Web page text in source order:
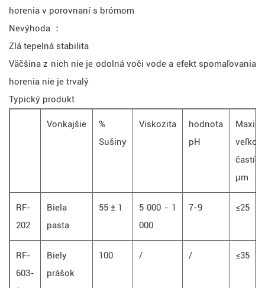
horenia v porovnaní s brómom
Nevýhoda ：
Zlá tepelná stabilita
Väčšina z nich nie je odolná voči vode a efekt spomaľovania
horenia nie je trvalý
Typický produkt
Vonkajšie
%
Sušiny
Viskozita
hodnota
pH
veľkosť
častíc
μm
RF-
202
Biela
pasta
55 ± 1
5 000 - 1
000
7-9 ≤25
RF-
603-
Biely
prášok
100 / / ≤35